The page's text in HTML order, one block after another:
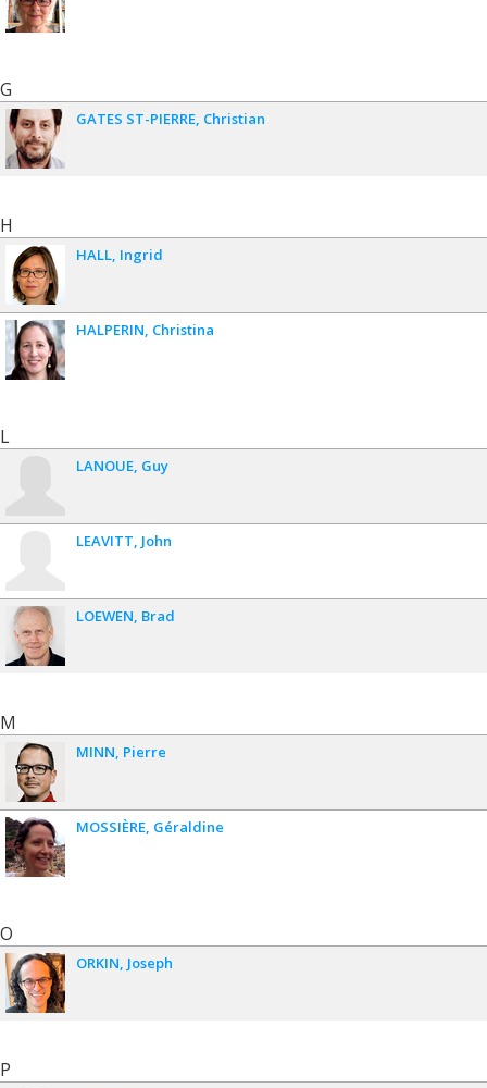
G
GATES ST-PIERRE Christian
H
HALL Ingrid
HALPERIN Christina
L
LANOUE Guy
LEAVITT John
LOEWEN Brad
M
MINN Pierre
MOSSIÈRE Géraldine
O
ORKIN Joseph
P